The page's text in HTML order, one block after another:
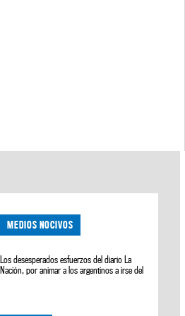
MEDIOS NOCIVOS
Los desesperados esfuerzos del diario La
Nación, por animar a los argentinos a irse del